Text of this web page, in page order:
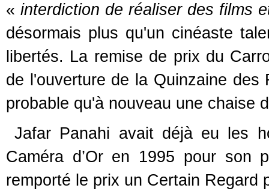
« interdiction de réaliser des films
désormais plus qu'un cinéaste
libertés. La remise de prix du
de l'ouverture de la Quinzaine
probable qu'à nouveau une chaise
Jafar Panahi avait déjà eu les
Caméra d’Or en 1995 pour son
remporté le prix un Certain Regard